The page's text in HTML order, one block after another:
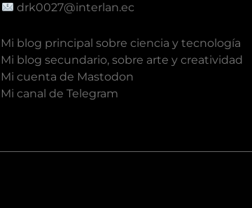
drk0027@interlan.ec
Mi blog principal sobre ciencia y tecnología
Mi blog secundario, sobre arte y creatividad
Mi cuenta de Mastodon
Mi canal de Telegram